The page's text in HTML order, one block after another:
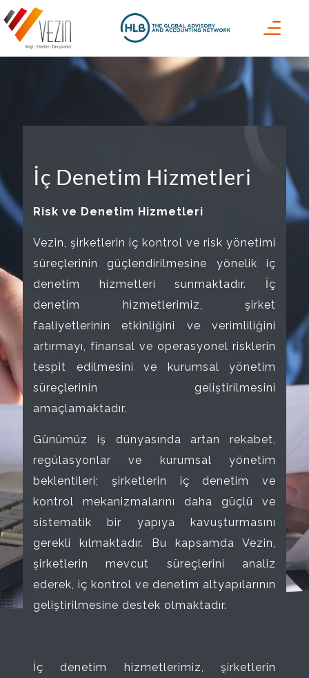
İç Denetim Hizmetleri
Risk ve Denetim Hizmetleri
Vezin, şirketlerin iç kontrol ve risk yönetimi
süreçlerinin güçlendirilmesine yönelik iç
denetim hizmetleri sunmaktadır. İç
denetim hizmetlerimiz, şirket
faaliyetlerinin etkinliğini ve verimliliğini
artırmayı, finansal ve operasyonel risklerin
tespit edilmesini ve kurumsal yönetim
süreçlerinin geliştirilmesini
amaçlamaktadır.
Günümüz iş dünyasında artan rekabet,
regülasyonlar ve kurumsal yönetim
beklentileri; şirketlerin iç denetim ve
kontrol mekanizmalarını daha güçlü ve
sistematik bir yapıya kavuşturmasını
gerekli kılmaktadır. Bu kapsamda Vezin,
şirketlerin mevcut süreçlerini analiz
ederek, iç kontrol ve denetim altyapılarının
geliştirilmesine destek olmaktadır.
İç denetim hizmetlerimiz, şirketlerin